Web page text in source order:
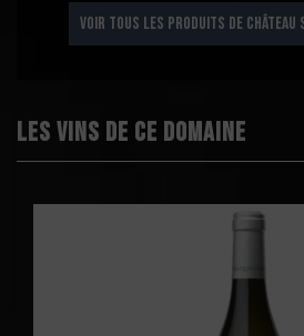
VOIR TOUS LES PRODUITS DE CHÂTEAU
Les vins de ce domaine